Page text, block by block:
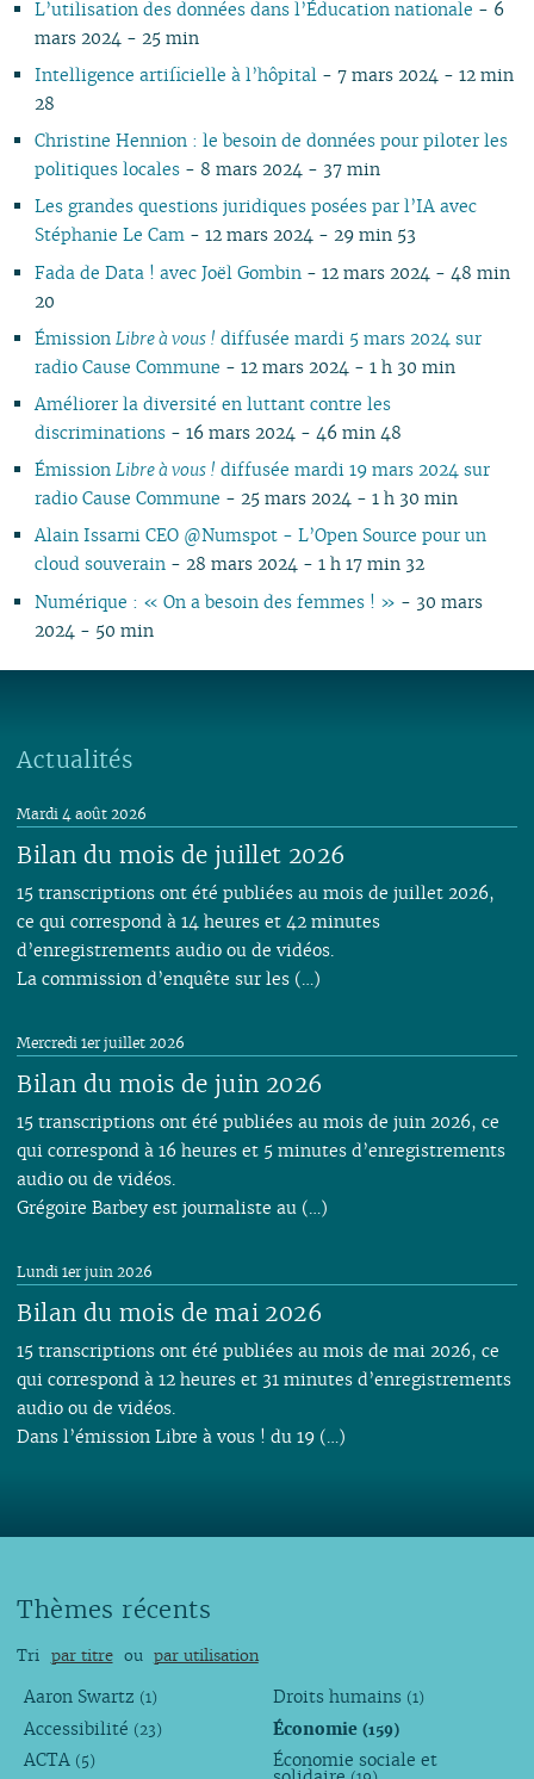
01 02
01
02
01
02
02
02
02
02
02
03
02
02 03
03
01
L’utilisation des données dans l’Éducation nationale - 6
mars 2024 - 25 min
Intelligence artificielle à l’hôpital - 7 mars 2024 - 12 min
28
Christine Hennion : le besoin de données pour piloter les
politiques locales- 8 mars 2024 - 37 min
Les grandes questions juridiques posées par l’IA avec
Stéphanie Le Cam - 12 mars 2024 - 29 min 53
Fada de Data ! avec Joël Gombin - 12 mars 2024 - 48 min
20
Émission Libre à vous ! diffusée mardi 5 mars 2024 sur
radio Cause Commune - 12 mars 2024 - 1 h 30 min
Améliorer la diversité en luttant contre les
discriminations - 16 mars 2024 - 46 min 48
Émission Libre à vous ! diffusée mardi 19 mars 2024 sur
radio Cause Commune - 25 mars 2024 - 1 h 30 min
Alain Issarni CEO @Numspot - L’Open Source pour un
cloud souverain- 28 mars 2024 - 1 h 17 min 32
Numérique : « On a besoin des femmes ! » - 30 mars
2024 - 50 min
Actualités
Bilan du mois de juillet 2026
Mardi 4 août 2026
15 transcriptions ont été publiées au mois de juillet 2026,
ce qui correspond à 14 heures et 42 minutes
d’enregistrements audio ou de vidéos.
La commission d’enquête sur les (…)
Bilan du mois de juin 2026
Mercredi 1er juillet 2026
15 transcriptions ont été publiées au mois de juin 2026, ce
qui correspond à 16 heures et 5 minutes d’enregistrements
audio ou de vidéos.
Grégoire Barbey est journaliste au (…)
Bilan du mois de mai 2026
Lundi 1er juin 2026
15 transcriptions ont été publiées au mois de mai 2026, ce
qui correspond à 12 heures et 31 minutes d’enregistrements
audio ou de vidéos.
Dans l’émission Libre à vous ! du 19 (…)
Thèmes récents
Tri par titre ou par utilisation
Aaron Swartz (1)
Accessibilité (23)
ACTA (5)
Droits humains (1)
Économie(159)
Économie sociale et